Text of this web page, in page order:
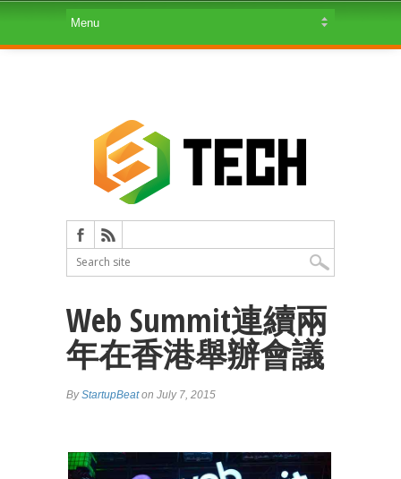
Web Summit連續兩
年在香港舉辦會議
ByStartupBeaton July 7, 2015